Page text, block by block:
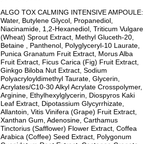
ALGO TOX CALMING INTENSIVE AMPOULE:
Water, Butylene Glycol, Propanediol,
Niacinamide, 1,2-Hexanediol, Triticum Vulgare
(Wheat) Sprout Extract, Methyl Gluceth-20,
Betaine , Panthenol, Polyglyceryl-10 Laurate,
Punica Granatum Fruit Extract, Morus Alba
Fruit Extract, Ficus Carica (Fig) Fruit Extract,
Ginkgo Biloba Nut Extract, Sodium
Polyacryloyldimethyl Taurate, Glycerin,
Acrylates/C10-30 Alkyl Acrylate Crosspolymer,
Arginine, Ethylhexylglycerin, Diospyros Kaki
Leaf Extract, Dipotassium Glycyrrhizate,
Allantoin, Vitis Vinifera (Grape) Fruit Extract,
Xanthan Gum, Adenosine, Carthamus
Tinctorius (Safflower) Flower Extract, Coffea
Arabica (Coffee) Seed Extract, Polygonum